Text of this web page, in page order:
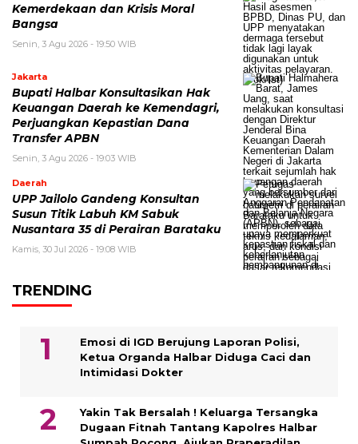
Kemerdekaan dan Krisis Moral
Bangsa
Senin, 3 Agu 2026 - 19:50 WIB
Jakarta
Bupati Halbar Konsultasikan Hak
Keuangan Daerah ke Kemendagri,
Perjuangkan Kepastian Dana
Transfer APBN
Senin, 3 Agu 2026 - 19:03 WIB
Daerah
UPP Jailolo Gandeng Konsultan
Susun Titik Labuh KM Sabuk
Nusantara 35 di Perairan Barataku
Kamis, 30 Jul 2026 - 19:08 WIB
TRENDING
Emosi di IGD Berujung Laporan Polisi,
Ketua Organda Halbar Diduga Caci dan
Intimidasi Dokter
Yakin Tak Bersalah ! Keluarga Tersangka
Dugaan Fitnah Tantang Kapolres Halbar